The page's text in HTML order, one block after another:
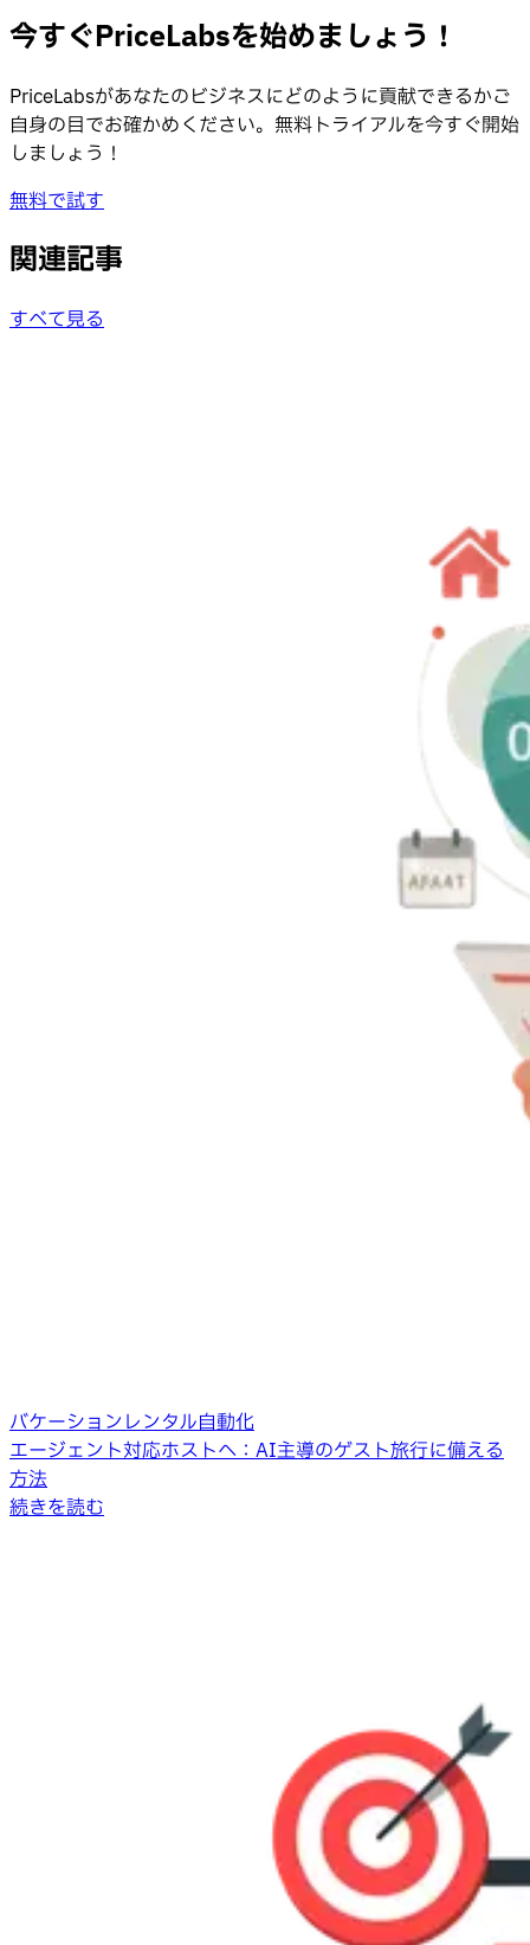
今すぐPriceLabsを始めましょう！
PriceLabsがあなたのビジネスにどのように貢献できるかご
自身の目でお確かめください。無料トライアルを今すぐ開始
しましょう！
無料で試す
関連記事
すべて見る
バケーションレンタル自動化
エージェント対応ホストへ：AI主導のゲスト旅行に備える
方法
続きを読む